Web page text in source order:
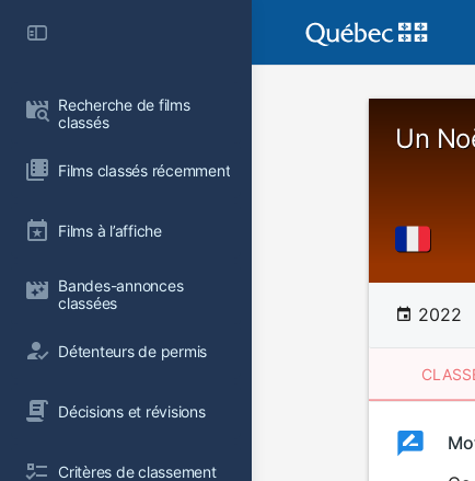
Recherche de films
classés
Films classés récemment
Films à l’affiche
Bandes-annonces
classées
Détenteurs de permis
Décisions et révisions
Critères de classement
Un
2022